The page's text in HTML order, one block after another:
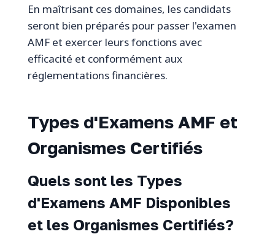
En maîtrisant ces domaines, les candidats
seront bien préparés pour passer l'examen
AMF et exercer leurs fonctions avec
efficacité et conformément aux
réglementations financières.
Types d'Examens AMF et
Organismes Certifiés
Quels sont les Types
d'Examens AMF Disponibles
et les Organismes Certifiés?